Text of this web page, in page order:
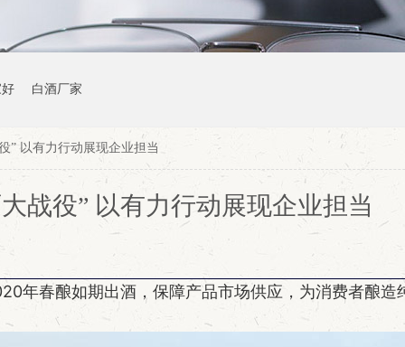
白酒厂家
” 以有力行动展现企业担当
战役” 以有力行动展现企业担当
年春酿如期出酒，保障产品市场供应，为消费者酿造